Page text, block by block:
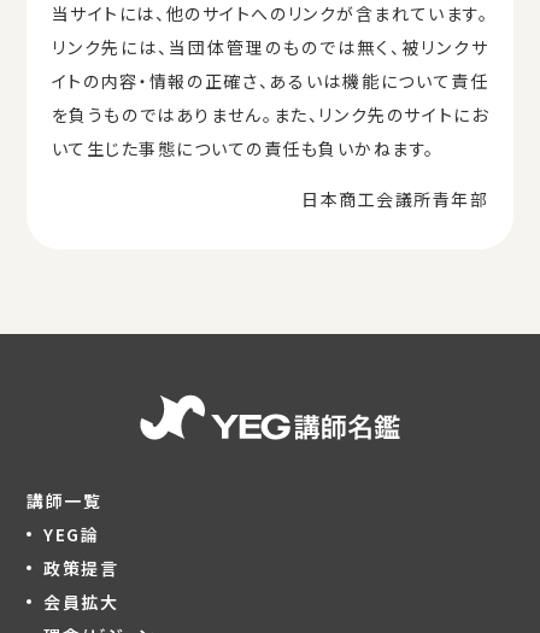
当サイトには、他のサイトへのリンクが含まれています。
リンク先には、当団体管理のものでは無く、被リンクサ
イトの内容・情報の正確さ、あるいは機能について責任
を負うものではありません。また、リンク先のサイトにお
いて生じた事態についての責任も負いかねます。
日本商工会議所青年部
講師一覧
YEG論
政策提言
会員拡大